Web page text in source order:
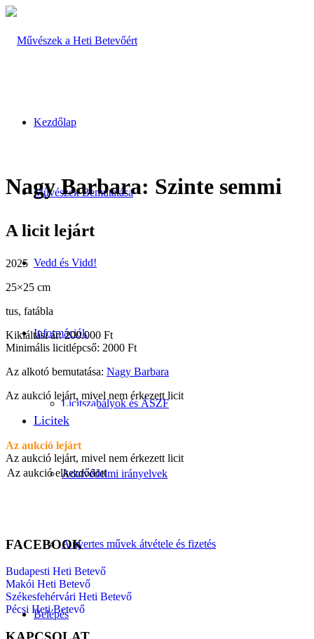
Kezdőlap
Művészek Bemutatása
Vedd és Vidd!
Információk
Licitszabályok és ÁSZF
Adatvédelmi irányelvek
A nyertes művek átvétele és fizetés
Belépés
Nagy Barbara: Szinte semmi
A licit lejárt
2025
25×25 cm
tus, fatábla
Kikiáltási ár: 200.000 Ft
Minimális licitlépcső: 2000 Ft
Az alkotó bemutatása: Nagy Barbara
Az aukció lejárt, mivel nem érkezett licit
Licitek
Az aukció lejárt
Az aukció lejárt, mivel nem érkezett licit
Az aukció elkezdődött
FACEBOOK
Budapesti Heti Betevő
Makói Heti Betevő
Székesfehérvári Heti Betevő
Pécsi Heti Betevő